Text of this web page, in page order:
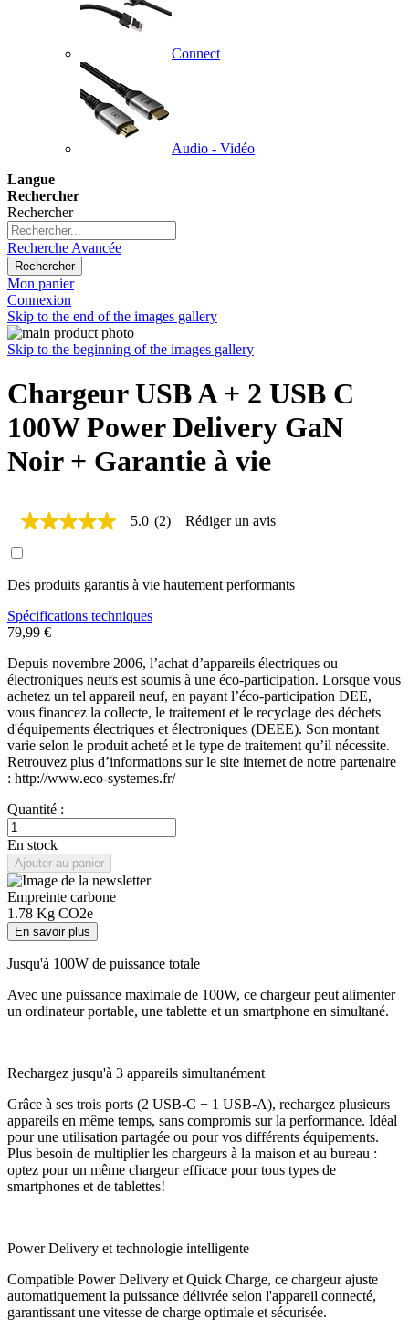
Connect
Audio - Vidéo
Langue
Rechercher
Rechercher
Recherche Avancée
Rechercher
Mon panier
Connexion
Skip to the end of the images gallery
Skip to the beginning of the images gallery
Chargeur USB A + 2 USB C
100W Power Delivery GaN
Noir + Garantie à vie
5.0
sur
valeur
la
note
moyenne.
Read
2
Reviews.
Lien
sur
la
même
page.
5.0 (2) Rédiger un avis
Des produits garantis à vie hautement performants
Spécifications techniques
79,99 €
Depuis novembre 2006, l’achat d’appareils électriques ou
électroniques neufs est soumis à une éco-participation. Lorsque vous
achetez un tel appareil neuf, en payant l’éco-participation DEE,
vous financez la collecte, le traitement et le recyclage des déchets
d'équipements électriques et électroniques (DEEE). Son montant
varie selon le produit acheté et le type de traitement qu’il nécessite.
Retrouvez plus d’informations sur le site internet de notre partenaire
: http://www.eco-systemes.fr/
Quantité :
En stock
Ajouter au panier
Empreinte carbone
1.78 Kg CO2e
En savoir plus
Jusqu'à 100W de puissance totale
Avec une puissance maximale de 100W, ce chargeur peut alimenter
un ordinateur portable, une tablette et un smartphone en simultané.
Rechargez jusqu'à 3 appareils simultanément
Grâce à ses trois ports (2 USB-C + 1 USB-A), rechargez plusieurs
appareils en même temps, sans compromis sur la performance. Idéal
pour une utilisation partagée ou pour vos différents équipements.
Plus besoin de multiplier les chargeurs à la maison et au bureau :
optez pour un même chargeur efficace pour tous types de
smartphones et de tablettes!
Power Delivery et technologie intelligente
Compatible Power Delivery et Quick Charge, ce chargeur ajuste
automatiquement la puissance délivrée selon l'appareil connecté,
garantissant une vitesse de charge optimale et sécurisée.